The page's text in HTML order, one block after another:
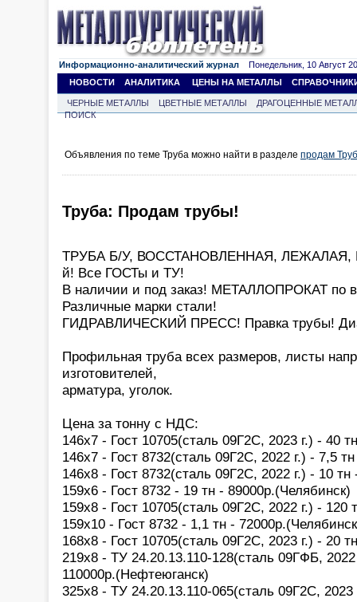
Информационно-аналитический журнал Понедельник, 10 Август
НОВОСТИ
АНАЛИТИКА ЦЕНЫ НА МЕТАЛЛЫ
ЧЕРНЫЕ МЕТАЛЛЫ ЦВЕТНЫЕ МЕТАЛЛЫ
ДРАГОЦЕННЫЕ
ПОИСК
Объявления по теме Труба можно найти в разделе продам
Труба: Продам трубы!
ТРУБА Б/У, ВОССТАНОВЛЕННАЯ, ЛЕЖАЛАЯ,
й! Все ГОСТы и ТУ!
В наличии и под заказ! МЕТАЛЛОПРОКАТ по
Различные марки стали!
ГИДРАВЛИЧЕСКИЙ ПРЕСС! Правка трубы!
Профильная труба всех размеров, листы
изготовителей,
арматура, уголок.
Цена за тонну с НДС:
146х7 - Гост 10705(сталь 09Г2С, 2023 г.) - 40
146х7 - Гост 8732(сталь 09Г2С, 2022 г.) - 7,5
146х8 - Гост 8732(сталь 09Г2С, 2022 г.) - 10
159х6 - Гост 8732 - 19 тн - 89000р.(Челябинск)
159х8 - Гост 10705(сталь 09Г2С, 2022 г.) -
159х10 - Гост 8732 - 1,1 тн -
168х8 - Гост 10705(сталь 09Г2С, 2023 г.) - 20
219х8 - ТУ 24.20.13.110-128(сталь 09ГФБ,
110000р.(Нефтеюганск)
325х8 - ТУ 24.20.13.110-065(сталь 09Г2С,